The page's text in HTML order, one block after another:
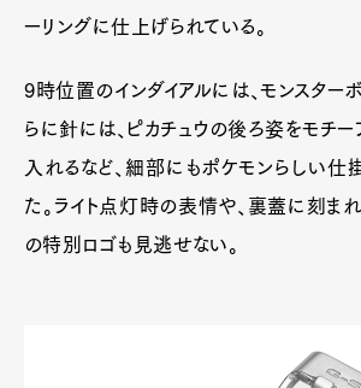
ーリングに仕上げられている。
9時位置のインダイアルには、モンスター
らに針には、ピカチュウの後ろ姿をモチ
入れるなど、細部にもポケモンらしい仕
た。ライト点灯時の表情や、裏蓋に刻ま
の特別ロゴも見逃せない。